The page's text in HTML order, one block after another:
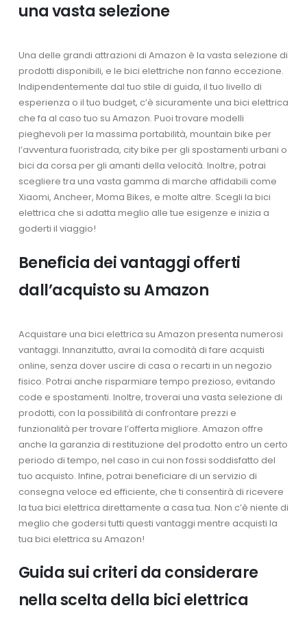
una vasta selezione
Una delle grandi attrazioni di Amazon è la vasta selezione di
prodotti disponibili, e le bici elettriche non fanno eccezione.
Indipendentemente dal tuo stile di guida, il tuo livello di
esperienza o il tuo budget, c’è sicuramente una bici elettrica
che fa al caso tuo su Amazon. Puoi trovare modelli
pieghevoli per la massima portabilità, mountain bike per
l’avventura fuoristrada, city bike per gli spostamenti urbani o
bici da corsa per gli amanti della velocità. Inoltre, potrai
scegliere tra una vasta gamma di marche affidabili come
Xiaomi, Ancheer, Moma Bikes, e molte altre. Scegli la bici
elettrica che si adatta meglio alle tue esigenze e inizia a
goderti il viaggio!
Beneficia dei vantaggi offerti
dall’acquisto su Amazon
Acquistare una bici elettrica su Amazon presenta numerosi
vantaggi. Innanzitutto, avrai la comodità di fare acquisti
online, senza dover uscire di casa o recarti in un negozio
fisico. Potrai anche risparmiare tempo prezioso, evitando
code e spostamenti. Inoltre, troverai una vasta selezione di
prodotti, con la possibilità di confrontare prezzi e
funzionalità per trovare l’offerta migliore. Amazon offre
anche la garanzia di restituzione del prodotto entro un certo
periodo di tempo, nel caso in cui non fossi soddisfatto del
tuo acquisto. Infine, potrai beneficiare di un servizio di
consegna veloce ed efficiente, che ti consentirà di ricevere
la tua bici elettrica direttamente a casa tua. Non c’è niente di
meglio che godersi tutti questi vantaggi mentre acquisti la
tua bici elettrica su Amazon!
Guida sui criteri da considerare
nella scelta della bici elettrica